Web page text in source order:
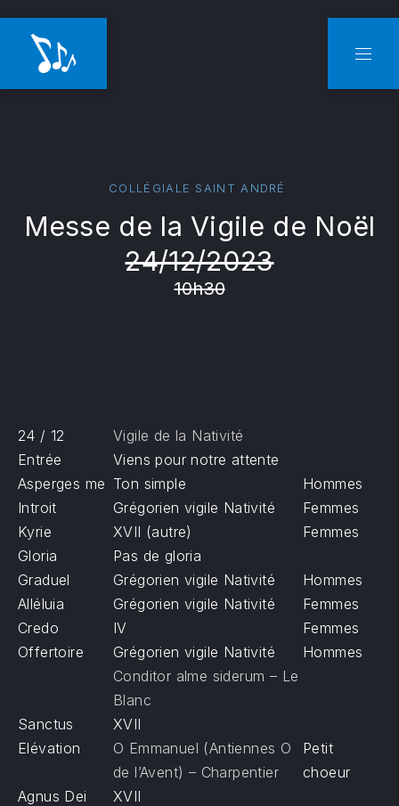
COLLÉGIALE SAINT ANDRÉ
Messe de la Vigile de Noël
24/12/2023
10h30
24 / 12
Vigile de la Nativité
Entrée
Viens pour notre attente
Asperges me Ton simple
Hommes
Introit
Grégorien vigile Nativité
Femmes
Kyrie
XVII (autre)
Femmes
Gloria
Pas de gloria
Graduel
Grégorien vigile Nativité
Hommes
Alléluia
Grégorien vigile Nativité
Femmes
Credo
IV
Femmes
Offertoire
Grégorien vigile Nativité
Hommes
Conditor alme siderum – Le
Blanc
Sanctus
XVII
Elévation
O Emmanuel (Antiennes O
de l’Avent) – Charpentier
Petit
choeur
Agnus Dei
XVII